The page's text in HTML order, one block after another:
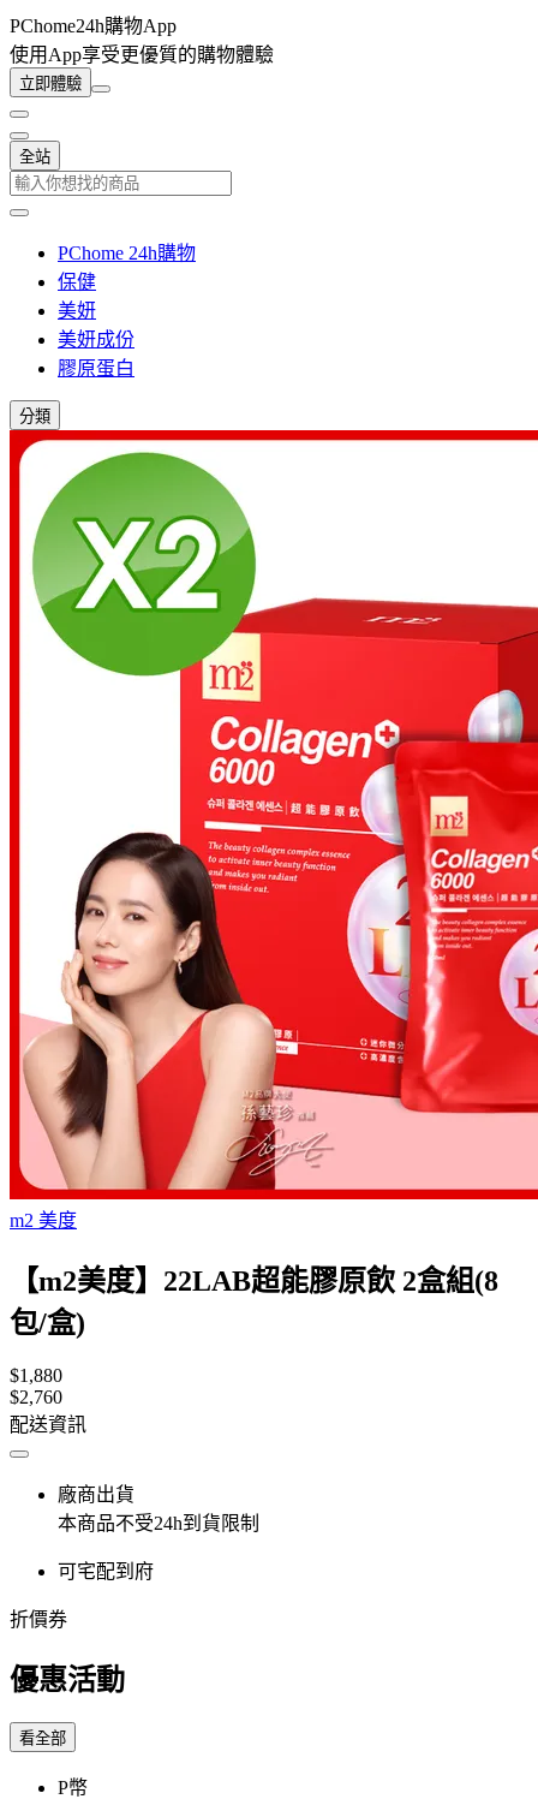
PChome24h購物App
使用App享受更優質的購物體驗
立即體驗
全站
PChome 24h購物
保健
美妍
美妍成份
膠原蛋白
分類
m2 美度
【m2美度】22LAB超能膠原飲 2盒組(8
包/盒)
$1,880
$2,760
配送資訊
廠商出貨
本商品不受24h到貨限制
可宅配到府
折價券
優惠活動
看全部
P幣